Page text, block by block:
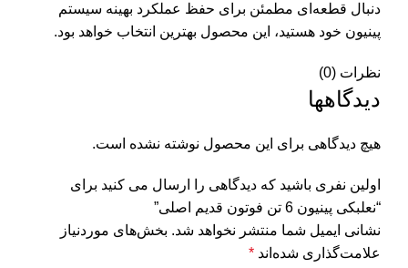
دنبال قطعه‌ای مطمئن برای حفظ عملکرد بهینه سیستم
پینیون خود هستید، این محصول بهترین انتخاب خواهد بود.
نظرات (0)
دیدگاهها
هیچ دیدگاهی برای این محصول نوشته نشده است.
اولین نفری باشید که دیدگاهی را ارسال می کنید برای
“نعلبکی پینیون 6 تن فوتون قدیم اصلی”
نشانی ایمیل شما منتشر نخواهد شد. بخش‌های موردنیاز
علامت‌گذاری شده‌اند *